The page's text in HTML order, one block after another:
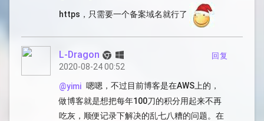
https，只需要一个备案域名就行了
L-Dragon
2020-08-24 00:52
回复
@yimi 嗯嗯，不过目前博客是在AWS上的，
做博客就是想把每年100刀的积分用起来不再
吃灰，顺便记录下解决的乱七八糟的问题。在